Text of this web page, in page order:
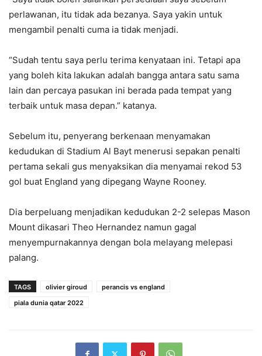
perlawanan, itu tidak ada bezanya. Saya yakin untuk
mengambil penalti cuma ia tidak menjadi.
“Sudah tentu saya perlu terima kenyataan ini. Tetapi apa
yang boleh kita lakukan adalah bangga antara satu sama
lain dan percaya pasukan ini berada pada tempat yang
terbaik untuk masa depan.” katanya.
Sebelum itu, penyerang berkenaan menyamakan
kedudukan di Stadium Al Bayt menerusi sepakan penalti
pertama sekali gus menyaksikan dia menyamai rekod 53
gol buat England yang dipegang Wayne Rooney.
Dia berpeluang menjadikan kedudukan 2-2 selepas Mason
Mount dikasari Theo Hernandez namun gagal
menyempurnakannya dengan bola melayang melepasi
palang.
TAGS olivier giroud
perancis vs england
piala dunia qatar 2022